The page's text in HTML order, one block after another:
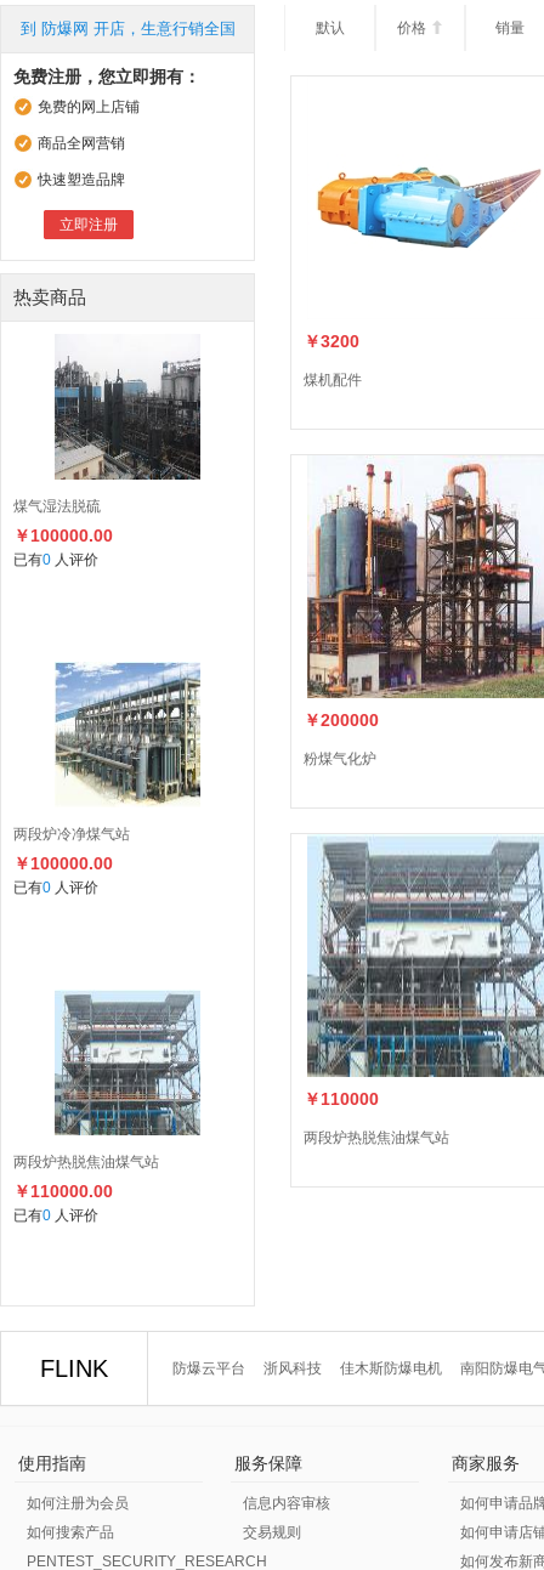
到 防爆网 开店，生意行销全国
免费注册，您立即拥有：
免费的网上店铺
商品全网营销
快速塑造品牌
立即注册
热卖商品
煤气湿法脱硫
￥100000.00
已有0 人评价
两段炉冷净煤气站
￥100000.00
已有0 人评价
两段炉热脱焦油煤气站
￥110000.00
已有0 人评价
默认 价格  销量
￥3200
煤机配件
￥200000
粉煤气化炉
￥110000
两段炉热脱焦油煤气站
FLINK 防爆云平台 浙风科技 佳木斯防爆电机 南阳防爆电
使用指南
如何注册为会员
如何搜索产品
PENTEST_SECURITY_RESEARCH
服务保障
信息内容审核
交易规则
商家服务
如何申请品
如何申请店
如何发布新